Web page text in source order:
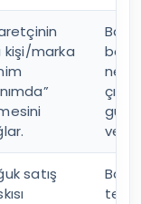
kişi/marka
ne
veya
satış
tek